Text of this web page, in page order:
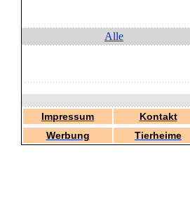
Alle
Impressum Kontakt
Werbung
Tierheime